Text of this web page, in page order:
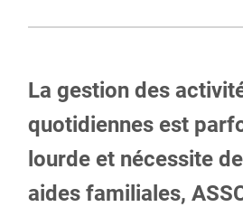
La gestion des
quotidiennes est
lourde et nécessite
aides familiales,